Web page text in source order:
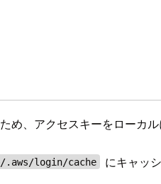
、アクセスキーをローカル
.aws/login/cache にキャッ